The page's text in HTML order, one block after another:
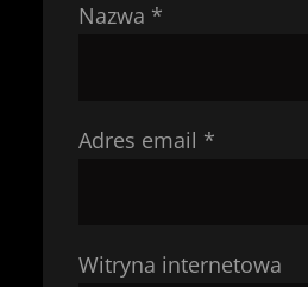
Nazwa *
Adres email *
Witryna internetowa